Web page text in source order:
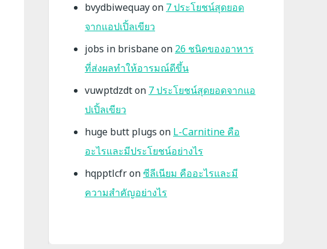
bvydbiwequayon 7 ประโยชน์สุดยอด
จากแอปเปิ้ลเขียว
jobs in brisbaneon 26 ชนิดของอาหาร
ที่ส่งผลทำให้อารมณ์ดีขึ้น
vuwptdzdton 7 ประโยชน์สุดยอดจากแอ
ปเปิ้ลเขียว
huge butt plugs on L-Carnitine คือ
อะไรและมีประโยชน์อย่างไร
hqpptlcfronซีลีเนียม คืออะไรและมี
ความสำคัญอย่างไร